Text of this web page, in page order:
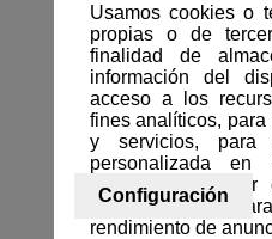
Usamos cookies o
propias o de
finalidad de
información del
acceso a los
fines analíticos,
y servicios, para
personalizada
elaborado a
navegación y
rendimiento de
Configuración